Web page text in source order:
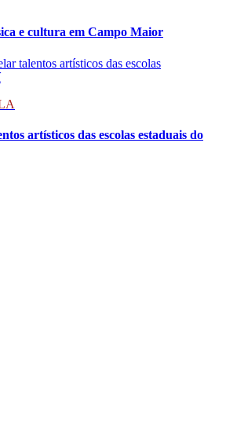
e cultura em Campo Maior
artísticos das escolas estaduais do